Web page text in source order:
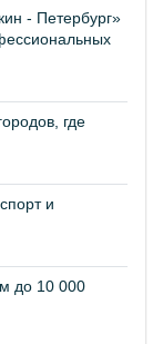
- Петербург»
где
и
до 10 000